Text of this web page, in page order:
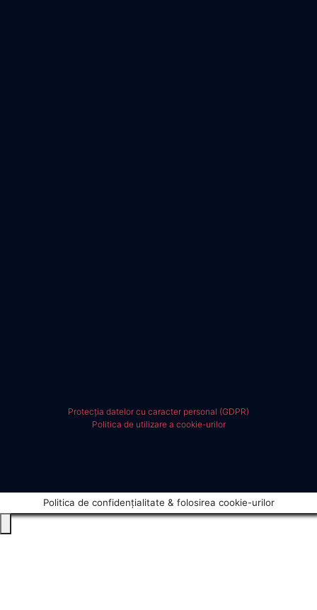
Protecția datelor cu caracter personal (GDPR)
Politica de utilizare a cookie-urilor
Politica de confidențialitate & folosirea cookie-urilor